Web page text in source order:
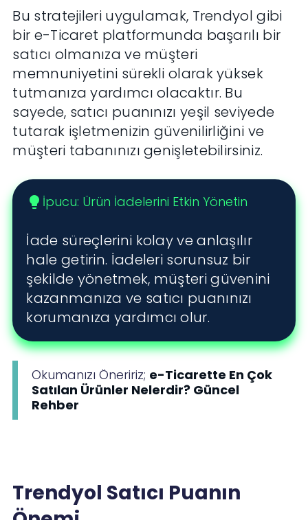
Bu stratejileri uygulamak, Trendyol gibi
bir e-Ticaret platformunda başarılı bir
satıcı olmanıza ve müşteri
memnuniyetini sürekli olarak yüksek
tutmanıza yardımcı olacaktır. Bu
sayede, satıcı puanınızı yeşil seviyede
tutarak işletmenizin güvenilirliğini ve
müşteri tabanınızı genişletebilirsiniz.
lightbulb İpucu: Ürün İadelerini Etkin Yönetin
İade süreçlerini kolay ve anlaşılır
hale getirin. İadeleri sorunsuz bir
şekilde yönetmek, müşteri güvenini
kazanmanıza ve satıcı puanınızı
korumanıza yardımcı olur.
Okumanızı Öneririz; e-Ticarette En Çok
Satılan Ürünler Nelerdir? Güncel
Rehber
Trendyol Satıcı Puanın